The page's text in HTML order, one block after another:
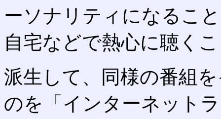
ーソナリティになるこ
自宅などで熱心に聴く
派生して、同様の番組
のを「インターネット